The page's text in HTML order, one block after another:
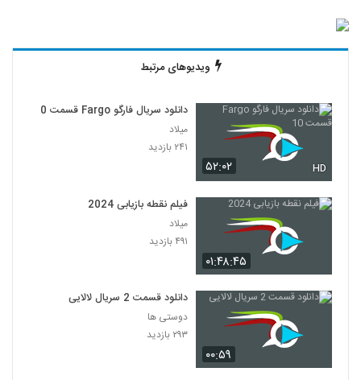
ویدیوهای مرتبط
۵۲:۰۲ HD
دانلود سریال فارگو Fargo قسمت 10
میلاد
۲۴۱ بازدید
۰۱:۴۸:۴۵
فیلم نقطه بازیابی 2024
میلاد
۴۹۱ بازدید
۰۰:۵۹
دانلود قسمت 2 سریال لالایی
دوستی ها
۲۹۳ بازدید